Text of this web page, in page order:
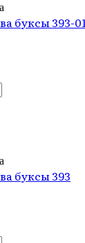
буксы 393-
буксы 393